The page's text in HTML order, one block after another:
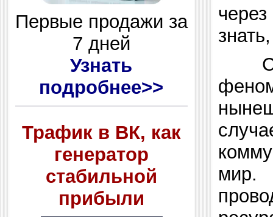
Первые продажи за
7 дней
Узнать
подробнее>>
Трафик в ВК, как
генератор
стабильной
прибыли
мир.